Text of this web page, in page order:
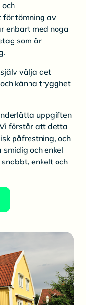
och
tömning av
enbart med noga
som är
välja det
känna trygghet
uppgiften
förstår att detta
påfrestning, och
och enkel
enkelt och